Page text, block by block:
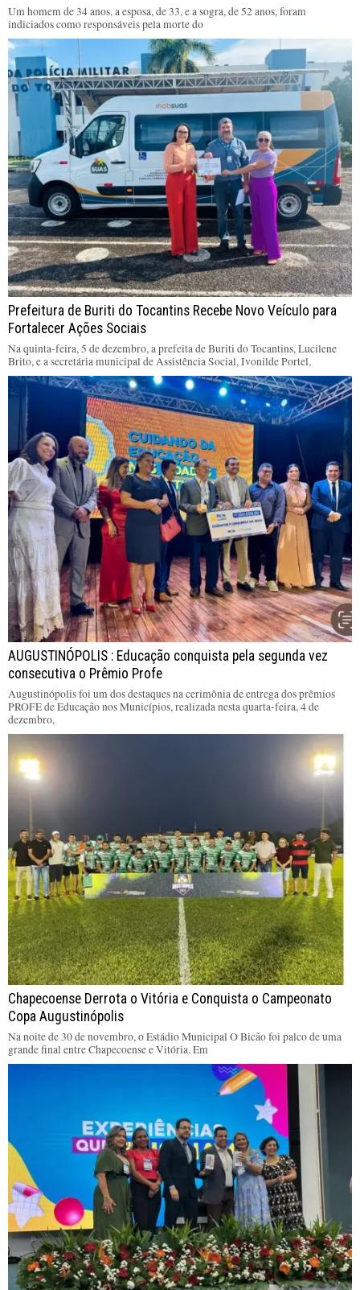
Um homem de 34 anos, a esposa, de 33, e a sogra, de 52 anos, foram
indiciados como responsáveis pela morte do
Prefeitura de Buriti do Tocantins Recebe Novo Veículo para
Fortalecer Ações Sociais
Na quinta-feira, 5 de dezembro, a prefeita de Buriti do Tocantins, Lucilene
Brito, e a secretária municipal de Assistência Social, Ivonilde Portel,
AUGUSTINÓPOLIS : Educação conquista pela segunda vez
consecutiva o Prêmio Profe
Augustinópolis foi um dos destaques na cerimônia de entrega dos prêmios
PROFE de Educação nos Municípios, realizada nesta quarta-feira, 4 de
dezembro,
Chapecoense Derrota o Vitória e Conquista o Campeonato
Copa Augustinópolis
Na noite de 30 de novembro, o Estádio Municipal O Bicão foi palco de uma
grande final entre Chapecoense e Vitória. Em